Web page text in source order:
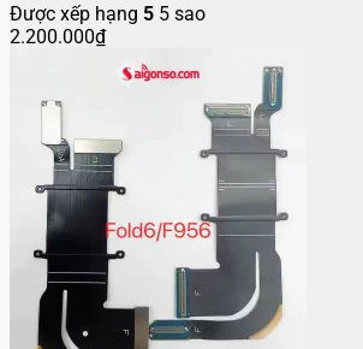
Được xếp hạng 5 5 sao
2.200.000₫